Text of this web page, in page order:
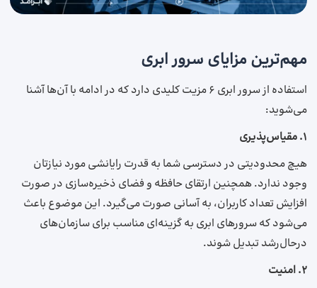
مهم‌ترین مزایای سرور ابری
استفاده از سرور ابری 6 مزیت کلیدی دارد که در ادامه با آن‌ها آشنا
می‌شوید:
۱. مقیاس‌پذیری
هیچ محدودیتی در دسترسی شما به قدرت رایانشی مورد نیازتان
وجود ندارد. همچنین ارتقای حافظه و فضای ذخیره‌سازی در صورت
افزایش تعداد کاربران، به‌ آسانی صورت می‌گیرد. این موضوع باعث
می‌شود که سرورهای ابری به گزینه‌ای مناسب برای سازمان‌های
درحال‌رشد تبدیل شوند.
۲. امنیت